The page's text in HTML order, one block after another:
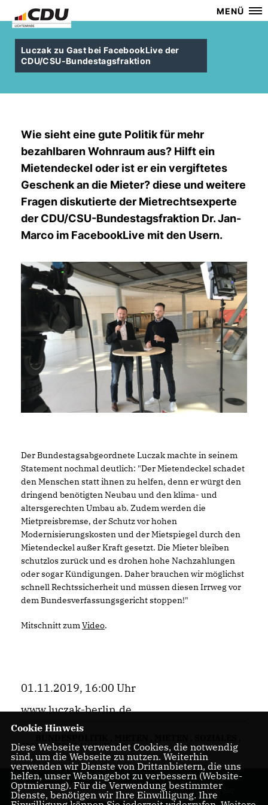
MENÜ
Luczak zu Gast bei FacebookLive der
CDU/CSU-Bundestagsfraktion
Wie sieht eine gute Politik für mehr
bezahlbaren Wohnraum aus? Hilft ein
Mietendeckel oder ist er ein vergiftetes
Geschenk an die Mieter? diese und weitere
Fragen diskutierte der Mietrechtsexperte
der CDU/CSU-Bundestagsfraktion Dr. Jan-
Marco im FacebookLive mit den Usern.
Der Bundestagsabgeordnete Luczak machte in seinem
Statement nochmal deutlich: "Der Mietendeckel schadet
den Menschen statt ihnen zu helfen, denn er würgt den
dringend benötigten Neubau und den klima- und
altersgerechten Umbau ab. Zudem werden die
Mietpreisbremse, der Schutz vor hohen
Modernisierungskosten und der Mietspiegel durch den
Mietendeckel außer Kraft gesetzt. Die Mieter bleiben
schutzlos zurück und es drohen hohe Nachzahlungen
oder sogar Kündigungen. Daher brauchen wir möglichst
schnell Rechtssicherheit und müssen diesen Irrweg vor
dem Bundesverfassungsgericht stoppen!"
Mitschnitt zumVideo.
01.11.2019, 16:00 Uhr
www.luczak-berlin.de
JAN-MARCO LUCZAK,2019
Internetseite der
Cookie Hinweis
Diese Webseite verwendet Cookies, die notwendig
sind, um die Webseite zu nutzen. Weiterhin
verwenden wir Dienste von Drittanbietern, die uns
helfen, unser Webangebot zu verbessern (Website-
Optmierung). Für die Verwendung bestimmter
Dienste, benötigen wir Ihre Einwilligung. Ihre